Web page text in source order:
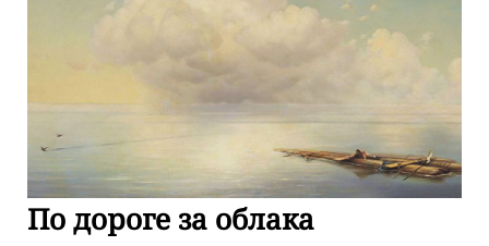
По дороге за облака